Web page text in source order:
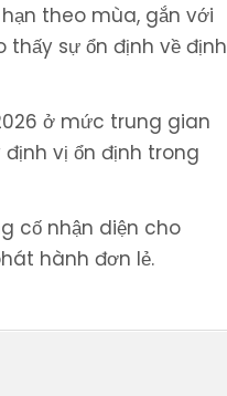
theo mùa, gắn với
sự ổn định về định
ở mức trung gian
vị ổn định trong
cố nhận diện cho
hành đơn lẻ.